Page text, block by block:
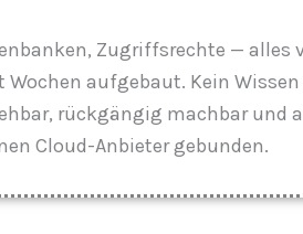
Zugriffsrechte — alles
aufgebaut. Kein
rückgängig machbar und
Cloud-Anbieter gebunden.